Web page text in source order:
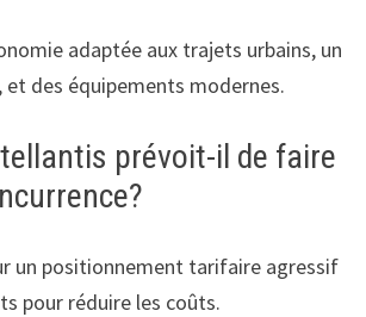
adaptée aux trajets urbains, un
des équipements modernes.
prévoit-il de faire
un positionnement tarifaire agressif
pour réduire les coûts.